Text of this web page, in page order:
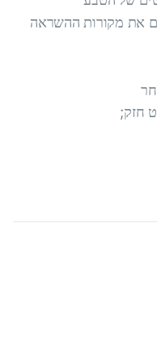
את מקורות ההשראה